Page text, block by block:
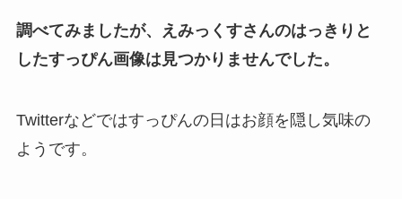
調べてみましたが、えみっくすさんのはっきりと
したすっぴん画像は見つかりませんでした。
Twitterなどではすっぴんの日はお顔を隠し気味の
ようです。